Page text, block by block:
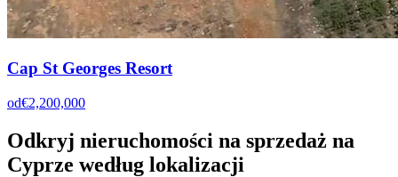
Cap St Georges Resort
od€2,200,000
Odkryj nieruchomości na sprzedaż na
Cyprze według lokalizacji